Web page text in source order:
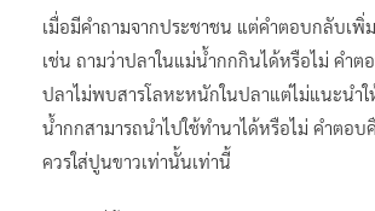
เมื่อมีคำถามจากประชาชน แต่คำตอบกลับเพิ่
เช่น ถามว่าปลาในแม่น้ำกกกินได้หรือไม่ คำต
ปลาไม่พบสารโลหะหนักในปลาแต่ไม่แนะนำ
น้ำกกสามารถนำไปใช้ทำนาได้หรือไม่ คำตอบ
ควรใส่ปูนขาวเท่านั้นเท่านี้